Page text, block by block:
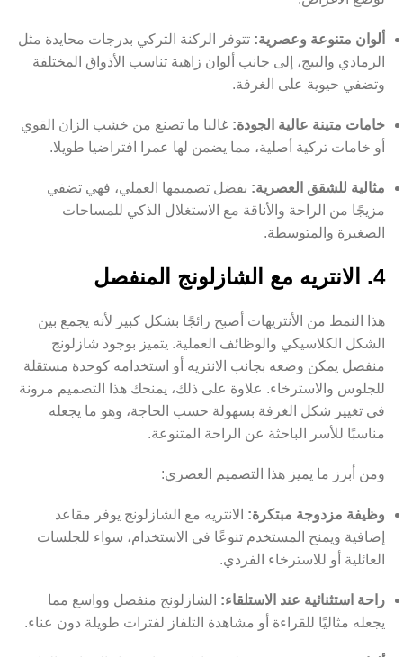
ألوان متنوعة وعصرية: تتوفر الركنة التركي بدرجات محايدة مثل
الرمادي والبيج، إلى جانب ألوان زاهية تناسب الأذواق المختلفة
وتضفي حيوية على الغرفة.
خامات متينة عالية الجودة: غالبا ما تصنع من خشب الزان القوي
أو خامات تركية أصلية، مما يضمن لها عمرا افتراضيا طويلا.
مثالية للشقق العصرية: بفضل تصميمها العملي، فهي تضفي
مزيجًا من الراحة والأناقة مع الاستغلال الذكي للمساحات
الصغيرة والمتوسطة.
4. الانتريه مع الشازلونج المنفصل
هذا النمط من الأنتريهات أصبح رائجًا بشكل كبير لأنه يجمع بين
الشكل الكلاسيكي والوظائف العملية. يتميز بوجود شازلونج
منفصل يمكن وضعه بجانب الانتريه أو استخدامه كوحدة مستقلة
للجلوس والاسترخاء. علاوة على ذلك، يمنحك هذا التصميم مرونة
في تغيير شكل الغرفة بسهولة حسب الحاجة، وهو ما يجعله
مناسبًا للأسر الباحثة عن الراحة المتنوعة.
ومن أبرز ما يميز هذا التصميم العصري:
وظيفة مزدوجة مبتكرة: الانتريه مع الشازلونج يوفر مقاعد
إضافية ويمنح المستخدم تنوعًا في الاستخدام، سواء للجلسات
العائلية أو للاسترخاء الفردي.
راحة استثنائية عند الاستلقاء: الشازلونج منفصل وواسع مما
يجعله مثاليًا للقراءة أو مشاهدة التلفاز لفترات طويلة دون عناء.